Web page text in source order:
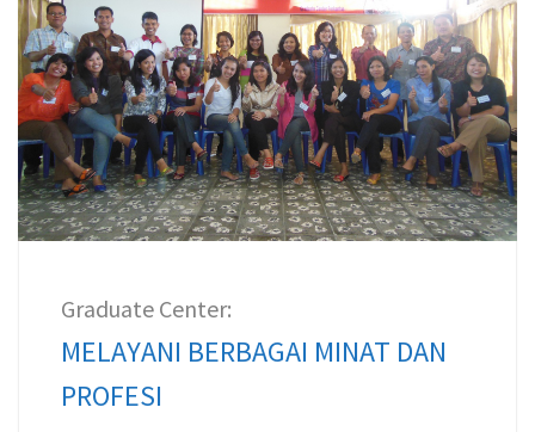
Graduate Center:
MELAYANI BERBAGAI MINAT DAN
PROFESI